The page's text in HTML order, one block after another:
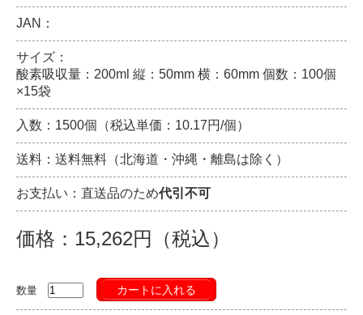
JAN：
サイズ：
酸素吸収量：200ml 縦：50mm 横：60mm 個数：100個
×15袋
入数：1500個（税込単価：10.17円/個）
送料：送料無料（北海道・沖縄・離島は除く）
お支払い：直送品のため代引不可
価格：15,262円（税込）
数量 カートに入れる